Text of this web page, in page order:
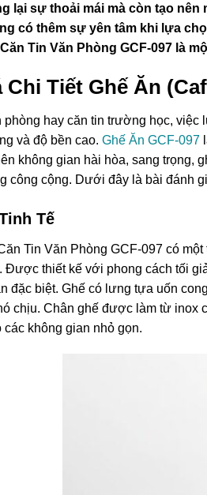
lại sự thoải mái mà còn tạo
có thêm sự yên tâm khi lựa
Tin Văn Phòng GCF-097 là
Tiết Ghế Ăn
phòng hay căn tin trường học,
và độ bền cao. Ghế Ăn GCF-097
không gian hài hòa, sang trọng,
công cộng. Dưới đây là bài đánh
Tế
Tin Văn Phòng GCF-097 có
Được thiết kế với phong cách tối
đặc biệt. Ghế có lưng tựa uốn
chịu. Chân ghế được làm từ inox
các không gian nhỏ gọn.